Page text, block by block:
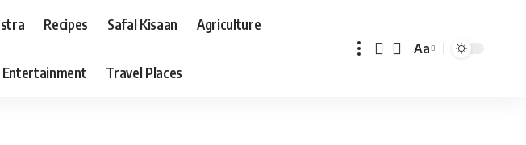
Recipes Safal Kisaan Agriculture
Entertainment Travel Places
Font
Aa